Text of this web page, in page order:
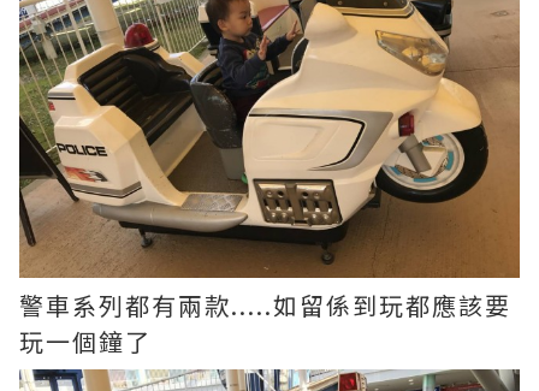
警車系列都有兩款.....如留係到玩都應該要
玩一個鐘了